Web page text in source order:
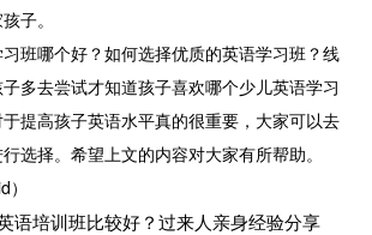
子。
哪个好？如何选择优质的英语学习班？线
多去尝试才知道孩子喜欢哪个少儿英语学习
提高孩子英语水平真的很重要，大家可以去
选择。希望上文的内容对大家有所帮助。
语培训班比较好？过来人亲身经验分享